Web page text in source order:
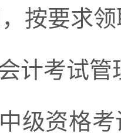
按要求
计考试
级资格